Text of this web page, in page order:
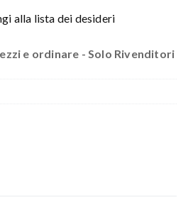
alla lista dei desideri
e ordinare - Solo Rivenditori